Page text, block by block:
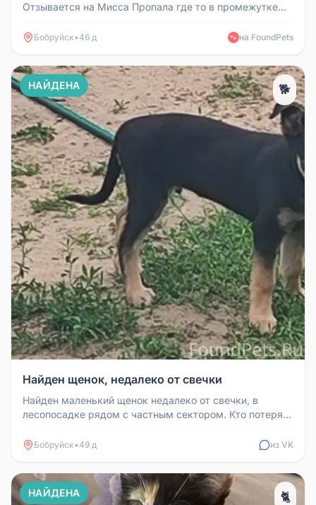
Отзывается на Мисса Пропала где то в промежутке
Бобруйск•46 д 🐾 на FoundPets
НАЙДЕНА 🐕
Найден щенок, недалеко от свечки
Найден маленький щенок недалеко от свечки, в
лесопосадке рядом с частным сектором. Кто потерял,
Бобруйск•49 д из VK
НАЙДЕНА 🐈